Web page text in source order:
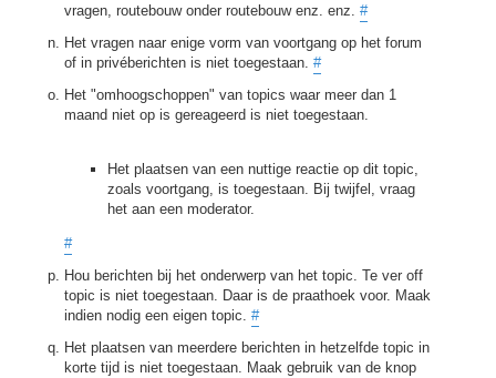
vragen, routebouw onder routebouw enz. enz. #
Het vragen naar enige vorm van voortgang op het forum
of in privéberichten is niet toegestaan. #
Het "omhoogschoppen" van topics waar meer dan 1
maand niet op is gereageerd is niet toegestaan.
Het plaatsen van een nuttige reactie op dit topic,
zoals voortgang, is toegestaan. Bij twijfel, vraag
het aan een moderator.
#
Hou berichten bij het onderwerp van het topic. Te ver off
topic is niet toegestaan. Daar is de praathoek voor. Maak
indien nodig een eigen topic. #
Het plaatsen van meerdere berichten in hetzelfde topic in
korte tijd is niet toegestaan. Maak gebruik van de knop